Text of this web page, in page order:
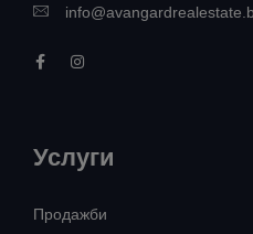
Услуги
Продажби